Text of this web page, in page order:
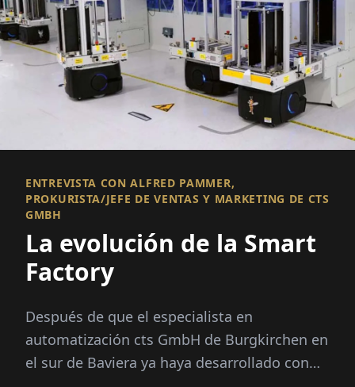
ENTREVISTA CON ALFRED PAMMER,
PROKURISTA/JEFE DE VENTAS Y MARKETING DE CTS
GMBH
La evolución de la Smart
Factory
Después de que el especialista en
automatización cts GmbH de Burgkirchen en
el sur de Baviera ya haya desarrollado con